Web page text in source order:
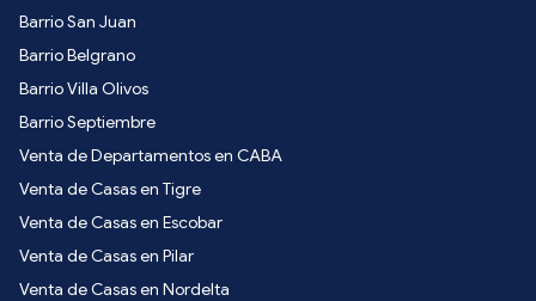
Barrio San Juan
Barrio Belgrano
Barrio Villa Olivos
Barrio Septiembre
Venta de Departamentos en CABA
Venta de Casas en Tigre
Venta de Casas en Escobar
Venta de Casas en Pilar
Venta de Casas en Nordelta